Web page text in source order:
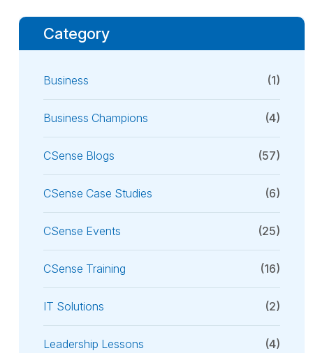
Category
Business (1)
Business Champions (4)
CSense Blogs (57)
CSense Case Studies (6)
CSense Events (25)
CSense Training (16)
IT Solutions (2)
Leadership Lessons (4)